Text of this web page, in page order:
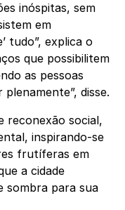
inóspitas, sem
em
tudo”, explica o
que possibilitem
as pessoas
disse.
reconexão social,
inspirando-se
frutíferas em
a cidade
sombra para sua